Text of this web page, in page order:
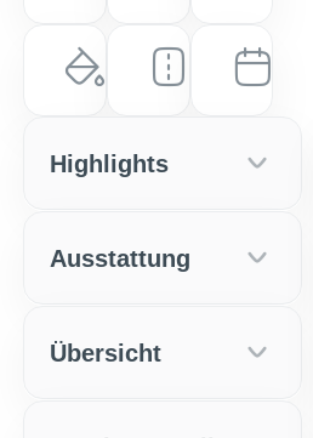
Farbe
Elixir Rot / Dach In Perla Nera
Laufleistung
10 km
Erstzulassung
EZ: Mai 2026
Highlights
Ausstattung
Übersicht